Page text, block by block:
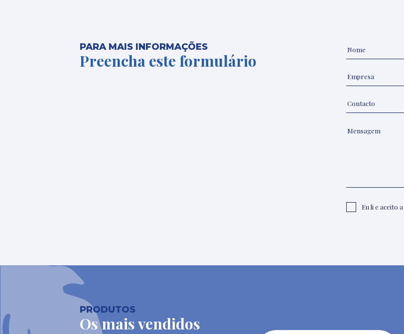
PARA MAIS INFORMAÇÕES
Preencha este formulário
Eu li e aceito a
PRODUTOS
Os mais vendidos